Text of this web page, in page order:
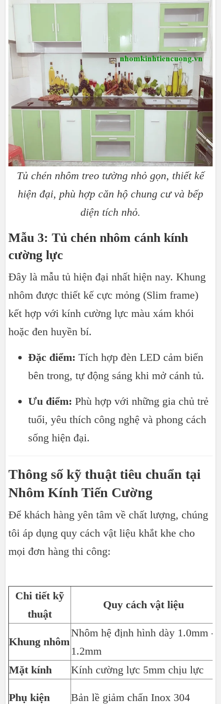
Tủ chén nhôm treo tường nhỏ gọn, thiết kế
hiện đại, phù hợp căn hộ chung cư và bếp
diện tích nhỏ.
Mẫu 3: Tủ chén nhôm cánh kính
cường lực
Đây là mẫu tủ hiện đại nhất hiện nay. Khung
nhôm được thiết kế cực mỏng (Slim frame)
kết hợp với kính cường lực màu xám khói
hoặc đen huyền bí.
Đặc điểm: Tích hợp đèn LED cảm biến
bên trong, tự động sáng khi mở cánh tủ.
Ưu điểm: Phù hợp với những gia chủ trẻ
tuổi, yêu thích công nghệ và phong cách
sống hiện đại.
Thông số kỹ thuật tiêu chuẩn tại
Nhôm Kính Tiến Cường
Để khách hàng yên tâm về chất lượng, chúng
tôi áp dụng quy cách vật liệu khắt khe cho
mọi đơn hàng thi công:
Chi tiết kỹ
thuật
Quy cách vật liệu
Khung nhôm
Nhôm hệ định hình dày 1.0mm -
1.2mm
Mặt kính Kính cường lực 5mm chịu lực
Phụ kiện Bản lề giảm chấn Inox 304